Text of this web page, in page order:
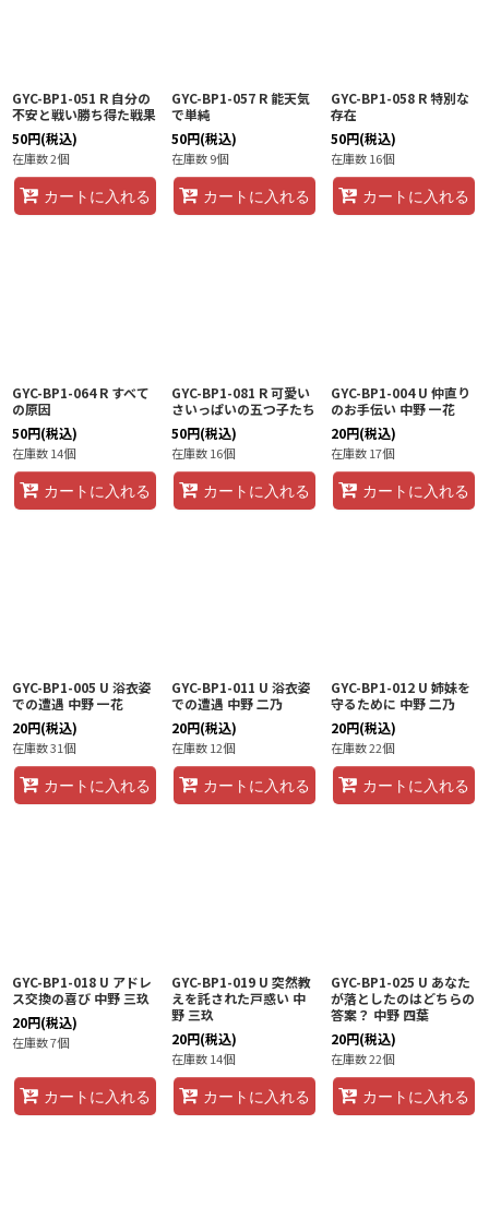
GYC-BP1-051 R 自分の
不安と戦い勝ち得た戦果
50円(税込)
在庫数 2個
カートに入れる
GYC-BP1-057 R 能天気
で単純
50円(税込)
在庫数 9個
カートに入れる
GYC-BP1-058 R 特別な
存在
50円(税込)
在庫数 16個
カートに入れる
GYC-BP1-064 R すべて
の原因
50円(税込)
在庫数 14個
カートに入れる
GYC-BP1-081 R 可愛い
さいっぱいの五つ子たち
50円(税込)
在庫数 16個
カートに入れる
GYC-BP1-004 U 仲直り
のお手伝い 中野 一花
20円(税込)
在庫数 17個
カートに入れる
GYC-BP1-005 U 浴衣姿
での遭遇 中野 一花
20円(税込)
在庫数 31個
カートに入れる
GYC-BP1-011 U 浴衣姿
での遭遇 中野 二乃
20円(税込)
在庫数 12個
カートに入れる
GYC-BP1-012 U 姉妹を
守るために 中野 二乃
20円(税込)
在庫数 22個
カートに入れる
GYC-BP1-018 U アドレ
ス交換の喜び 中野 三玖
20円(税込)
在庫数 7個
カートに入れる
GYC-BP1-019 U 突然教
えを託された戸惑い 中
野 三玖
20円(税込)
在庫数 14個
カートに入れる
GYC-BP1-025 U あなた
が落としたのはどちらの
答案？ 中野 四葉
20円(税込)
在庫数 22個
カートに入れる